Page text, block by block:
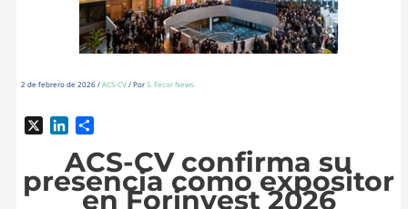
2 de febrero de 2026/ACS-CV/ PorS. Fecor News
n
k
m
p
a
ACS-CV confirma su
presencia como expositor
en Forinvest 2026